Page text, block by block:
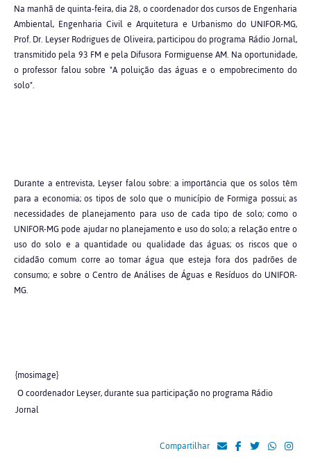
Na manhã de quinta-feira, dia 28, o coordenador dos cursos de Engenharia
Ambiental, Engenharia Civil e Arquitetura e Urbanismo do UNIFOR-MG,
Prof. Dr. Leyser Rodrigues de Oliveira, participou do programa Rádio Jornal,
transmitido pela 93 FM e pela Difusora Formiguense AM. Na oportunidade,
o professor falou sobre "A poluição das águas e o empobrecimento do
solo".
Durante a entrevista, Leyser falou sobre: a importância que os solos têm
para a economia; os tipos de solo que o município de Formiga possui; as
necessidades de planejamento para uso de cada tipo de solo; como o
UNIFOR-MG pode ajudar no planejamento e uso do solo; a relação entre o
uso do solo e a quantidade ou qualidade das águas; os riscos que o
cidadão comum corre ao tomar água que esteja fora dos padrões de
consumo; e sobre o Centro de Análises de Águas e Resíduos do UNIFOR-
MG.
{mosimage}
O coordenador Leyser, durante sua participação no programa Rádio
Jornal
Compartilhar